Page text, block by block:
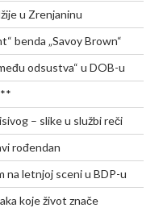
u Zrenjaninu
benda „Savoy Brown“
odsustva“ u DOB-u
– slike u službi reči
rođendan
na letnjoj sceni u BDP-u
koje život znače